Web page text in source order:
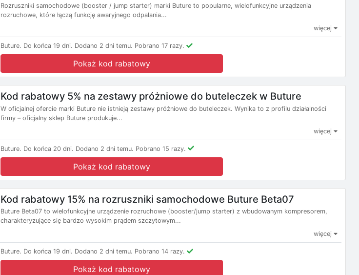
Rozruszniki samochodowe (booster / jump starter) marki Buture to popularne, wielofunkcyjne urządzenia
rozruchowe, które łączą funkcję awaryjnego odpalania...
więcej
Buture. Do końca 19 dni. Dodano 2 dni temu. Pobrano 17 razy.
Pokaż kod rabatowy
Kod rabatowy 5% na zestawy próżniowe do buteleczek w Buture
W oficjalnej ofercie marki Buture nie istnieją zestawy próżniowe do buteleczek. Wynika to z profilu działalności
firmy – oficjalny sklep Buture produkuje...
więcej
Buture. Do końca 20 dni. Dodano 2 dni temu. Pobrano 15 razy.
Pokaż kod rabatowy
Kod rabatowy 15% na rozruszniki samochodowe Buture Beta07
Buture Beta07 to wielofunkcyjne urządzenie rozruchowe (booster/jump starter) z wbudowanym kompresorem,
charakteryzujące się bardzo wysokim prądem szczytowym...
więcej
Buture. Do końca 19 dni. Dodano 2 dni temu. Pobrano 14 razy.
Pokaż kod rabatowy